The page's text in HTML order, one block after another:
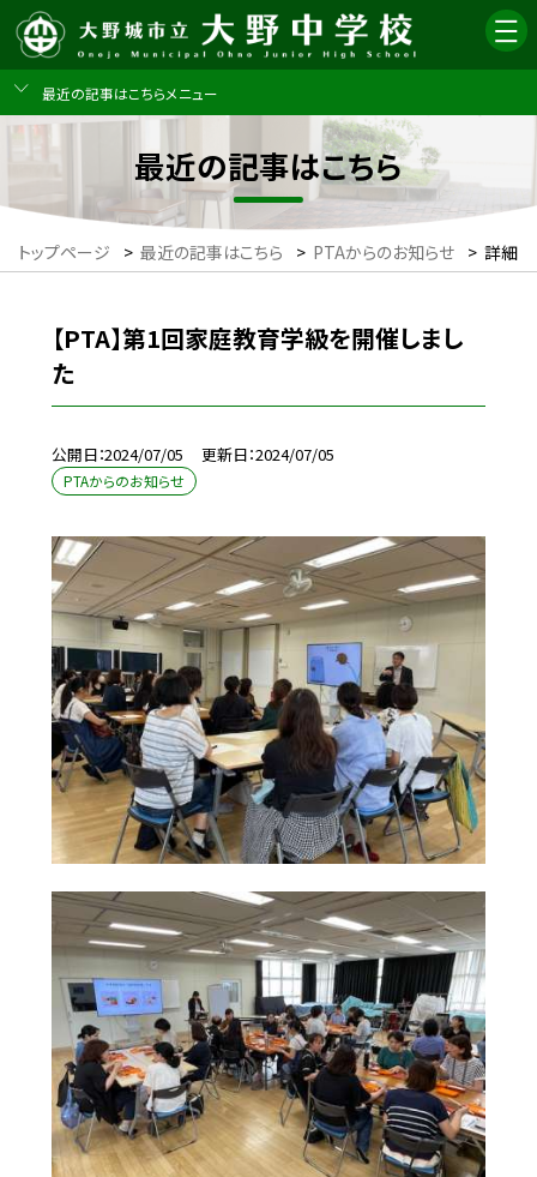
最近の記事はこちらメニュー
最近の記事はこちら
トップページ > 最近の記事はこちら > PTAからのお知らせ > 詳細
【PTA】第1回家庭教育学級を開催しまし
た
公開日 2024/07/05 更新日 2024/07/05
PTAからのお知らせ